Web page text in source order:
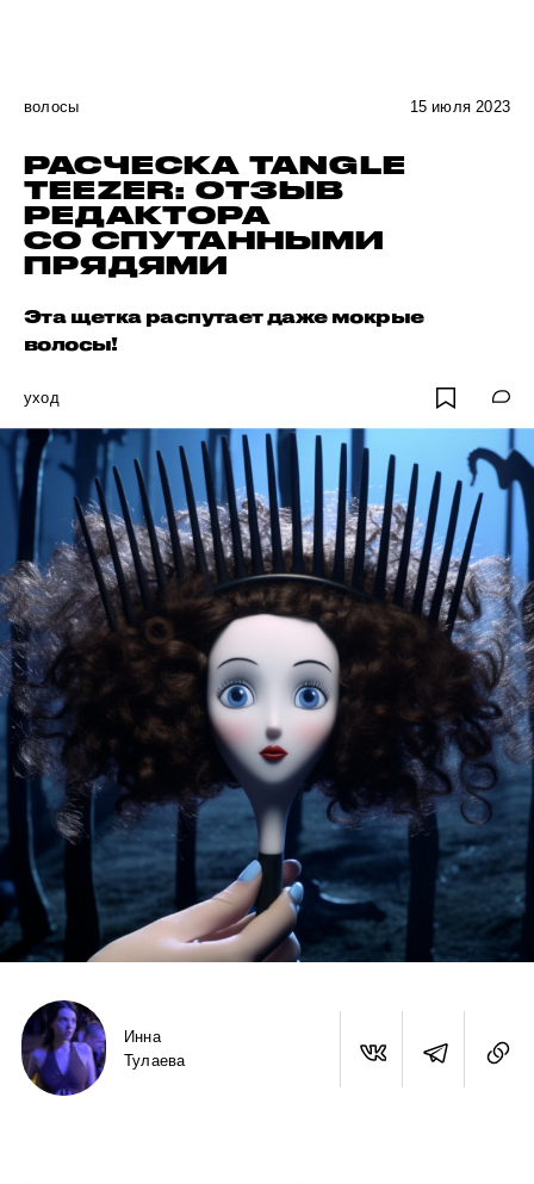
волосы 15 июля 2023
РАСЧЕСКА TANGLE
TEEZER: ОТЗЫВ
РЕДАКТОРА
СО СПУТАННЫМИ
ПРЯДЯМИ
Эта щетка распутает даже мокрые
волосы!
уход
Инна
Тулаева